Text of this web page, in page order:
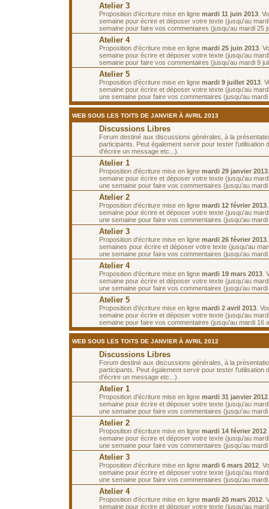
Atelier 3
Proposition d'écriture mise en ligne mardi 11 juin 2013 .
semaine pour écrire et déposer votre texte (jusqu'au
semaine pour faire vos commentaires (jusqu'au mardi 25
Atelier 4
Proposition d'écriture mise en ligne mardi 25 juin 2013 .
semaine pour écrire et déposer votre texte (jusqu'au
semaine pour faire vos commentaires (jusqu'au mardi 9
Atelier 5
Proposition d'écriture mise en ligne mardi 9 juillet 2013 .
semaine pour écrire et déposer votre texte (jusqu'au
une semaine pour faire vos commentaires (jusqu'au mardi
WEB SOUS LES TOITS DE JANVIER À AVRIL 2013
Discussions Libres
Forum destiné aux discussions générales, à la
participants. Peut également servir pour tester l'utilisation
d'écrire un message etc...).
Atelier 1
Proposition d'écriture mise en ligne mardi 29 janvier 2013
semaine pour écrire et déposer votre texte (jusqu'au
une semaine pour faire vos commentaires (jusqu'au
Atelier 2
Proposition d'écriture mise en ligne mardi 12 février 2013
semaine pour écrire et déposer votre texte (jusqu'au
une semaine pour faire vos commentaires (jusqu'au
Atelier 3
Proposition d'écriture mise en ligne mardi 26 février 2013
semaines pour écrire et déposer votre texte (jusqu'au
une semaine pour faire vos commentaires (jusqu'au
Atelier 4
Proposition d'écriture mise en ligne mardi 19 mars 2013 .
semaine pour écrire et déposer votre texte (jusqu'au
une semaine pour faire vos commentaires (jusqu'au
Atelier 5
Proposition d'écriture mise en ligne mardi 2 avril 2013 .
semaine pour écrire et déposer votre texte (jusqu'au
semaine pour faire vos commentaires (jusqu'au mardi 16
WEB SOUS LES TOITS DE JANVIER À AVRIL 2012
Discussions Libres
Forum destiné aux discussions générales, à la
participants. Peut également servir pour tester l'utilisation
d'écrire un message etc...).
Atelier 1
Proposition d'écriture mise en ligne mardi 31 janvier 2012
semaine pour écrire et déposer votre texte (jusqu'au
une semaine pour faire vos commentaires (jusqu'au
Atelier 2
Proposition d'écriture mise en ligne mardi 14 février 2012
semaine pour écrire et déposer votre texte (jusqu'au
une semaine pour faire vos commentaires (jusqu'au
Atelier 3
Proposition d'écriture mise en ligne mardi 6 mars 2012 .
semaine pour écrire et déposer votre texte (jusqu'au
une semaine pour faire vos commentaires (jusqu'au
Atelier 4
Proposition d'écriture mise en ligne mardi 20 mars 2012 .
semaine pour écrire et déposer votre texte (jusqu'au